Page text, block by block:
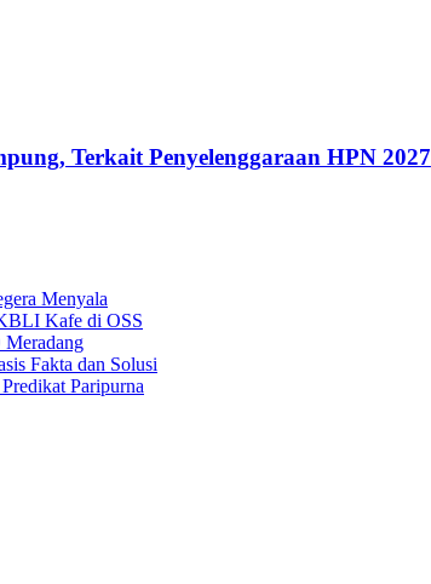
Terkait Penyelenggaraan HPN 2027
Menyala
Kafe di OSS
Fakta dan Solusi
Paripurna